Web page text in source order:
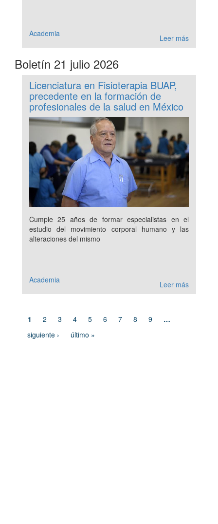
Academia Leer más
Boletín 21 julio 2026
Licenciatura en Fisioterapia BUAP,
precedente en la formación de
profesionales de la salud en México
Cumple 25 años de formar especialistas en el
estudio del movimiento corporal humano y las
alteraciones del mismo
Academia Leer más
1 2 3 4 5 6 7 8 9
…
siguiente ›
último »